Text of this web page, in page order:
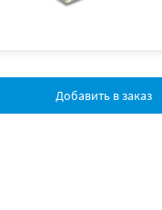
Добавить в заказ